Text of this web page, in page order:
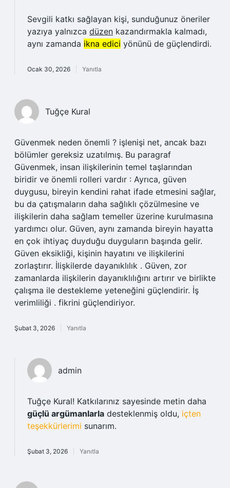
Sevgili katkı sağlayan kişi, sunduğunuz öneriler
yazıya yalnızca düzen kazandırmakla kalmadı,
aynı zamanda ikna edici yönünü de güçlendirdi.
Ocak 30, 2026 Yanıtla
Tuğçe Kural
Güvenmek neden önemli ? işlenişi net, ancak bazı
bölümler gereksiz uzatılmış. Bu paragraf
Güvenmek, insan ilişkilerinin temel taşlarından
biridir ve önemli rolleri vardır : Ayrıca, güven
duygusu, bireyin kendini rahat ifade etmesini sağlar,
bu da çatışmaların daha sağlıklı çözülmesine ve
ilişkilerin daha sağlam temeller üzerine kurulmasına
yardımcı olur. Güven, aynı zamanda bireyin hayatta
en çok ihtiyaç duyduğu duyguların başında gelir.
Güven eksikliği, kişinin hayatını ve ilişkilerini
zorlaştırır. İlişkilerde dayanıklılık . Güven, zor
zamanlarda ilişkilerin dayanıklılığını artırır ve birlikte
çalışma ile destekleme yeteneğini güçlendirir. İş
verimliliği . fikrini güçlendiriyor.
Şubat 3, 2026 Yanıtla
admin
Tuğçe Kural! Katkılarınız sayesinde metin daha
güçlü argümanlarla desteklenmiş oldu, içten
teşekkürlerimi sunarım.
Şubat 3, 2026 Yanıtla